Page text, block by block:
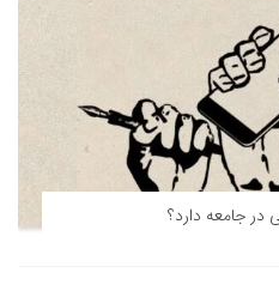
جامعه دارد؟